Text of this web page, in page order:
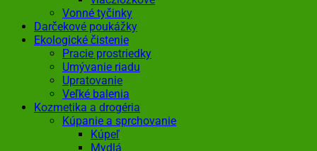
Vonné tyčinky
Darčekové poukážky
Ekologické čistenie
Pracie prostriedky
Umývanie riadu
Upratovanie
Veľké balenia
Kozmetika a drogéria
Kúpanie a sprchovanie
Kúpeľ
Mydlá